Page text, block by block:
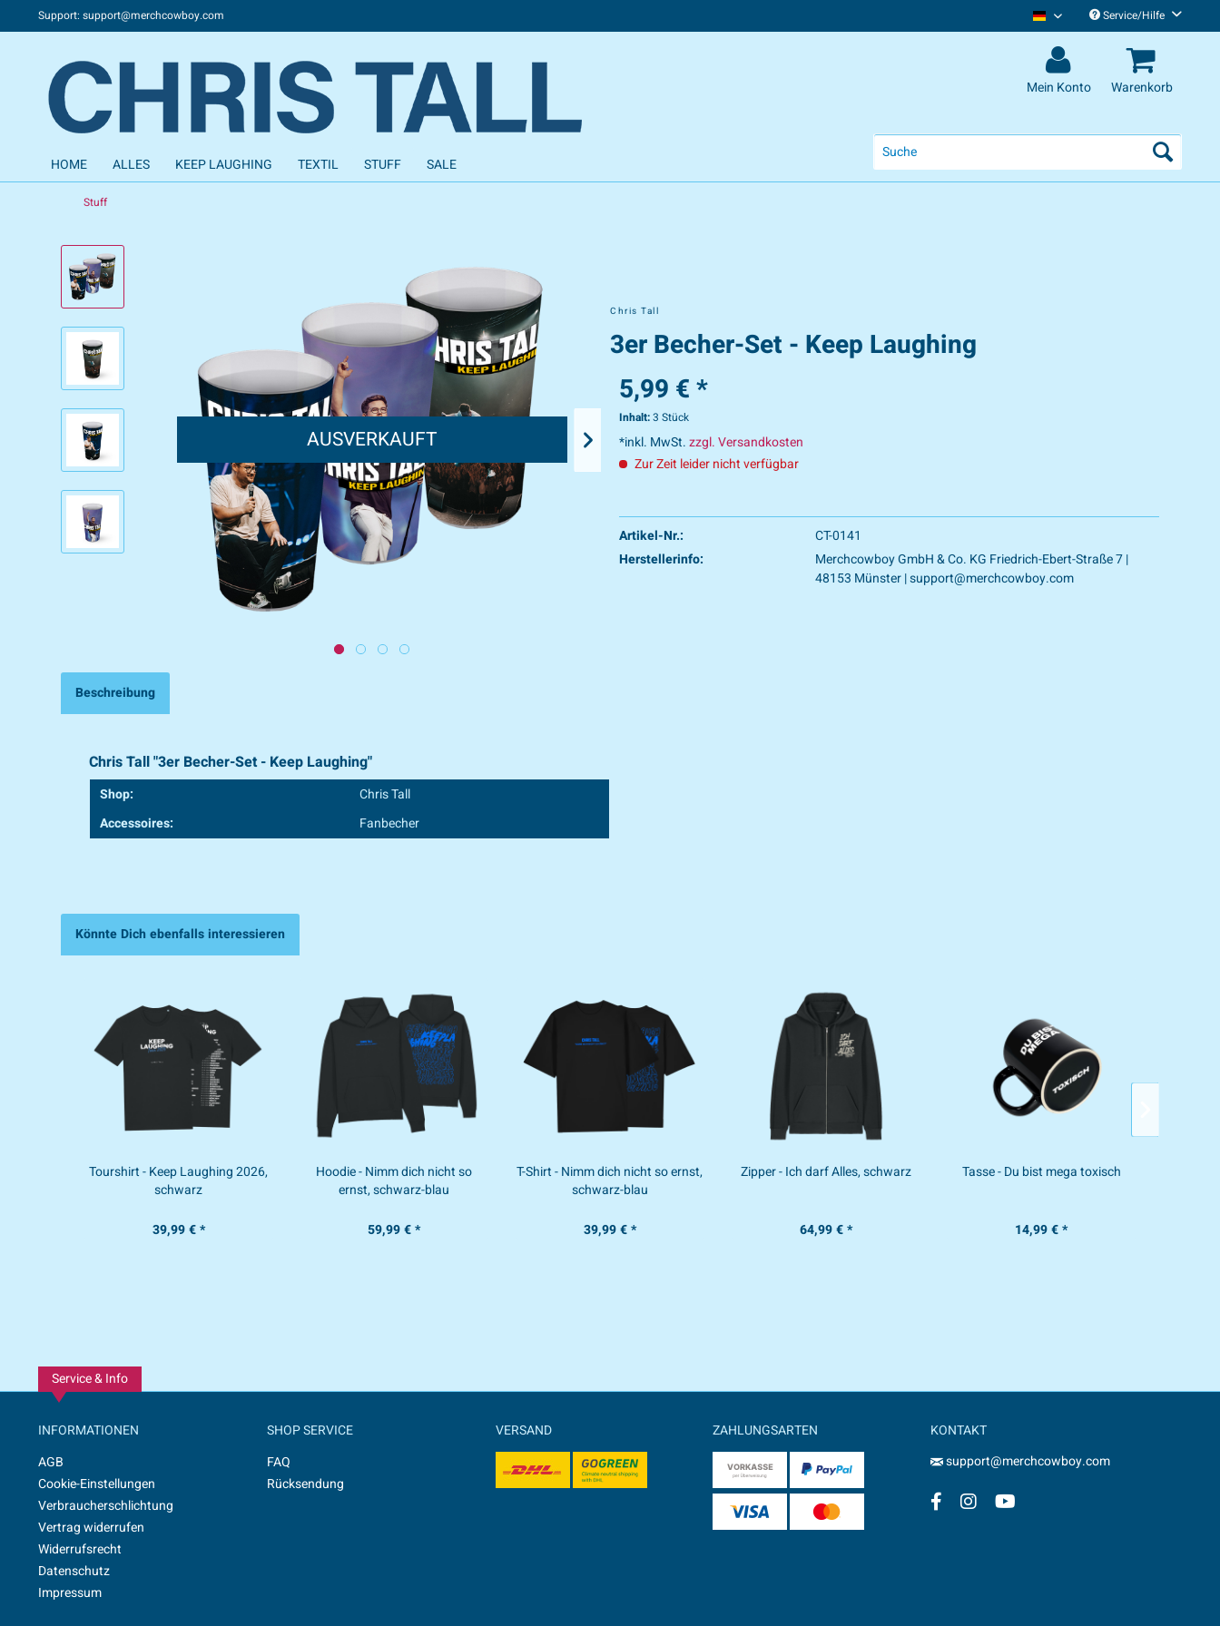
Support: support@merchcowboy.com Chris Tall DeutschService/Hilfe
Mein Konto Warenkorb
HOME ALLES KEEP LAUGHING TEXTIL STUFF SALE
Stuff
Chris Tall
3er Becher-Set - Keep Laughing
AUSVERKAUFT AUSVERKAUFT
5,99 € *
Inhalt:3 Stück
*inkl. MwSt.zzgl. Versandkosten
Zur Zeit leider nicht verfügbar
Artikel-Nr.:
CT-0141
Herstellerinfo:
Merchcowboy GmbH & Co. KG Friedrich-Ebert-Straße 7 |
48153 Münster | support@merchcowboy.com
Beschreibung
Chris Tall "3er Becher-Set - Keep Laughing"
Shop:
Chris Tall
Accessoires:
Fanbecher
Könnte Dich ebenfalls interessieren
Tourshirt - Keep Laughing 2026,
schwarz
39,99 € *
Hoodie - Nimm dich nicht so
ernst, schwarz-blau
59,99 € *
T-Shirt - Nimm dich nicht so ernst,
schwarz-blau
39,99 € *
Zipper - Ich darf Alles, schwarz
64,99 € *
Tasse - Du bist mega toxisch
14,99 € *
Service & Info
INFORMATIONEN
AGB
Cookie-Einstellungen
Verbraucherschlichtung
Vertrag widerrufen
Widerrufsrecht
Datenschutz
Impressum
SHOP SERVICE
FAQ
Rücksendung
VERSAND ZAHLUNGSARTEN
KONTAKT
support@merchcowboy.com